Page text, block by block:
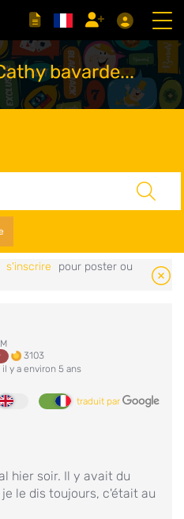
bavarde...
s'inscrire
pour poster ou
3103
y a environ 5 ans
traduit par
hier soir. Il y avait du
le dis toujours, c'était au